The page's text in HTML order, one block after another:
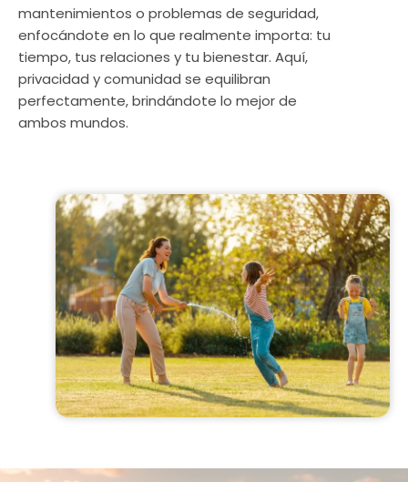
mantenimientos o problemas de seguridad,
enfocándote en lo que realmente importa: tu
tiempo, tus relaciones y tu bienestar. Aquí,
privacidad y comunidad se equilibran
perfectamente, brindándote lo mejor de
ambos mundos.